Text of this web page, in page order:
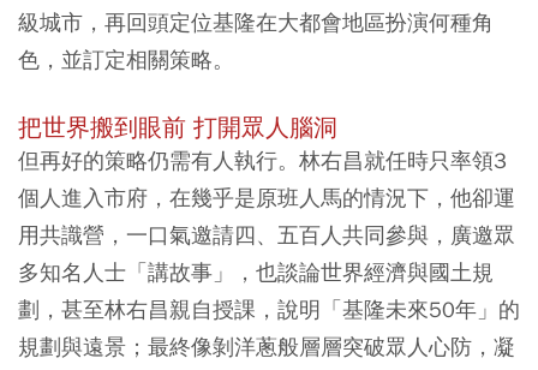
級城市，再回頭定位基隆在大都會地區扮演何種角
色，並訂定相關策略。
把世界搬到眼前 打開眾人腦洞
但再好的策略仍需有人執行。林右昌就任時只率領3
個人進入市府，在幾乎是原班人馬的情況下，他卻運
用共識營，一口氣邀請四、五百人共同參與，廣邀眾
多知名人士「講故事」， 也談論世界經濟與國土規
劃，甚至林右昌親自授課，說明「基隆未來50年」的
規劃與遠景 ；最終像剝洋蔥般層層突破眾人心防，凝